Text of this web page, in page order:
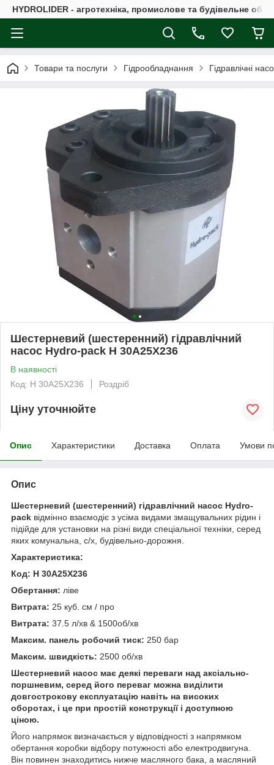
HYDROLIDER - агротехніка, промислове та будівельне
Товари та послуги Гідрообладнання Гідравлічні
Шестерневий (шестеренний) гідравлічний
насос Hydro-pack H 30A25X236
В наявності
Код: H 30A25X236
Роздріб
Ціну уточнюйте
Опис Характеристики Доставка Оплата Умови
Опис
Шестерневий (шестеренний) гідравлічний насос Hydro-
pack відмінно взаємодіє з усіма видами змащувальних рідин і
підійде для установки на різні види спеціальної техніки, серед
яких комунальна, с/х, будівельно-дорожня.
Характеристика:
Код: H 30A25X236
Обертання: ліве
Витрата: 25 куб. см / про
Витрата: 37.5 л/хв & 1500об/хв
Максим. панель робочий тиск: 250 бар
Максим. швидкість: 2500 об/хв
Шестерневий насос має деякі переваги над аксіально-
поршневим, серед його переваг можна виділити
довгострокову експлуатацію навіть на високих
оборотах, і це при простій конструкції і доступною
ціною.
Його напрямок визначається у відповідності з напрямком
обертання коробки відбору потужності або електродвигуна.
Він повинен знаходитись нижче масляного бака, а масляний